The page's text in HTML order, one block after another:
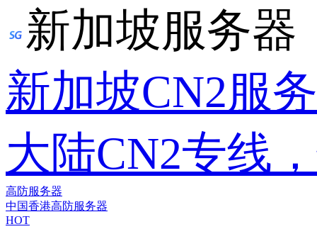
新加坡服务器
新加坡CN2服
大陆CN2专线
高防服务器
中国香港高防服务器
HOT